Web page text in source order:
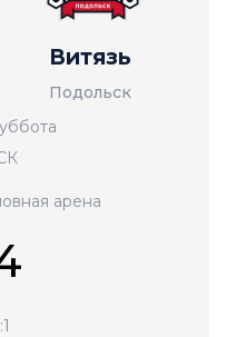
арена
Витязь
Подольск